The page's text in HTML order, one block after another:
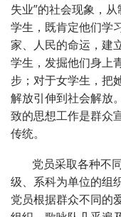
失业”的社会现象，
学生，既肯定他们学
家、人民的命运，建
学生，发掘他们身上
步；对于女学生，把
解放引伸到社会解放
致的思想工作是群众
传统。
党员采取各种不
级、系科为单位的组
党员根据群众不同的